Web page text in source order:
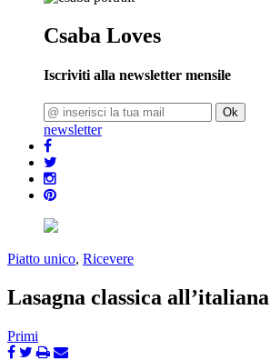
Csaba Loves
Iscriviti alla newsletter mensile
Ok
newsletter
Piatto unico, Ricevere
Lasagna classica all’italiana
Primi